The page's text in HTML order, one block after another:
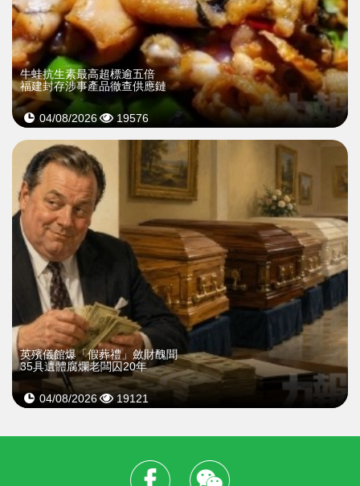
牛蛙抗生素最高超標逾五倍
福建封存涉事產品徹查供應鏈
04/08/2026 19576
英殯儀館爆「假葬禮」斂財醜聞
35具遺體腐爛老闆囚20年
04/08/2026 19121